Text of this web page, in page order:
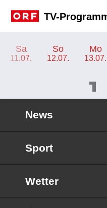
TV-
Sa
11.07.
So
12.07.
Mo
13.07.
News
Sport
Wetter